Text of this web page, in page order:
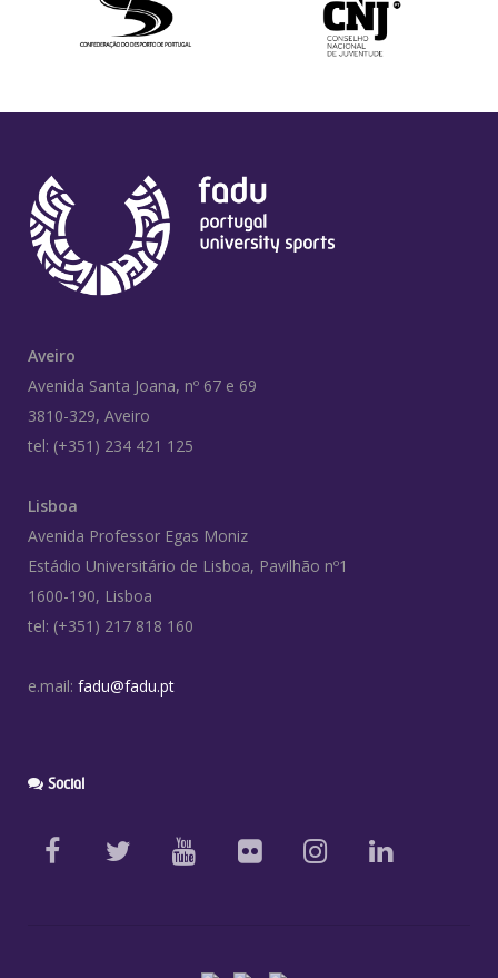
Aveiro
Avenida Santa Joana, nº 67 e 69
3810-329, Aveiro
tel: (+351) 234 421 125
Lisboa
Avenida Professor Egas Moniz
Estádio Universitário de Lisboa, Pavilhão nº1
1600-190, Lisboa
tel: (+351) 217 818 160
e.mail: fadu@fadu.pt
Social